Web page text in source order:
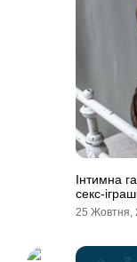
Інтимна
секс-
25 Жовтня,